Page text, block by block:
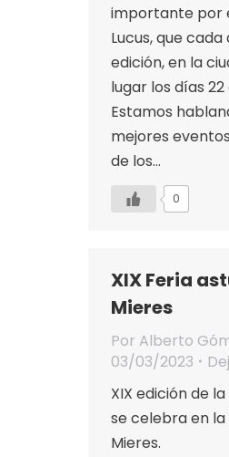
importante por
Lucus, que
edición, en la
lugar los días 22
Estamos
mejores
de los…
0
XIX Feria
Mieres
Por Alberto
03/03/2023
XIX edición de
se celebra en
Mieres.